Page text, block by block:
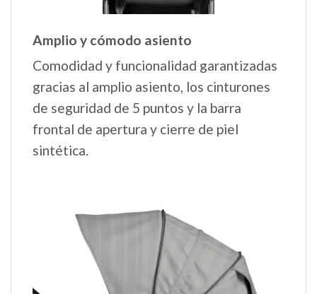
Amplio y cómodo asiento
Comodidad y funcionalidad garantizadas
gracias al amplio asiento, los cinturones
de seguridad de 5 puntos y la barra
frontal de apertura y cierre de piel
sintética.